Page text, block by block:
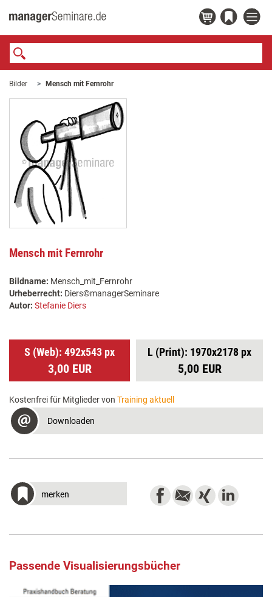
Bilder Mensch mit Fernrohr
Mensch mit Fernrohr
Bildname: Mensch_mit_Fernrohr
Urheberrecht: Diers©managerSeminare
Autor: Stefanie Diers
S (Web): 492x543 px
3,00 EUR
L (Print): 1970x2178 px
5,00 EUR
Kostenfrei für Mitglieder von Training aktuell
Downloaden
merken
Passende Visualisierungsbücher